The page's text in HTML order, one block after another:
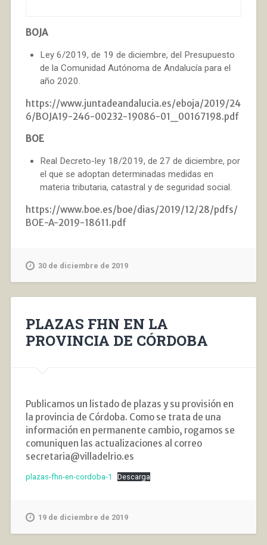
BOJA
Ley 6/2019, de 19 de diciembre, del Presupuesto
de la Comunidad Autónoma de Andalucía para el
año 2020.
https://www.juntadeandalucia.es/eboja/2019/24
6/BOJA19-246-00232-19086-01_00167198.pdf
BOE
Real Decreto-ley 18/2019, de 27 de diciembre, por
el que se adoptan determinadas medidas en
materia tributaria, catastral y de seguridad social.
https://www.boe.es/boe/dias/2019/12/28/pdfs/
BOE-A-2019-18611.pdf
30 de diciembre de 2019
PLAZAS FHN EN LA
PROVINCIA DE CÓRDOBA
Publicamos un listado de plazas y su provisión en
la provincia de Córdoba. Como se trata de una
información en permanente cambio, rogamos se
comuniquen las actualizaciones al correo
secretaria@villadelrio.es
plazas-fhn-en-cordoba-1 Descarga
19 de diciembre de 2019